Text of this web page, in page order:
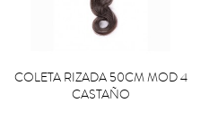
COLETA RIZADA 50CM MOD 4
CASTAÑO